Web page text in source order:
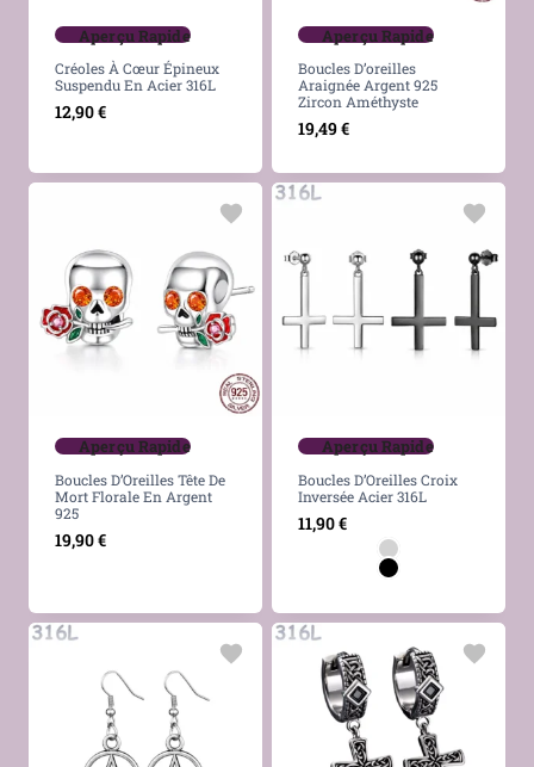
Aperçu Rapide
Créoles À Cœur Épineux
Suspendu En Acier 316L
12,90€
Aperçu Rapide
Boucles D’oreilles
Araignée Argent 925
Zircon Améthyste
19,49€
Aperçu Rapide
Boucles D’Oreilles Tête De
Mort Florale En Argent
925
19,90€
Aperçu Rapide
Boucles D’Oreilles Croix
Inversée Acier 316L
11,90€